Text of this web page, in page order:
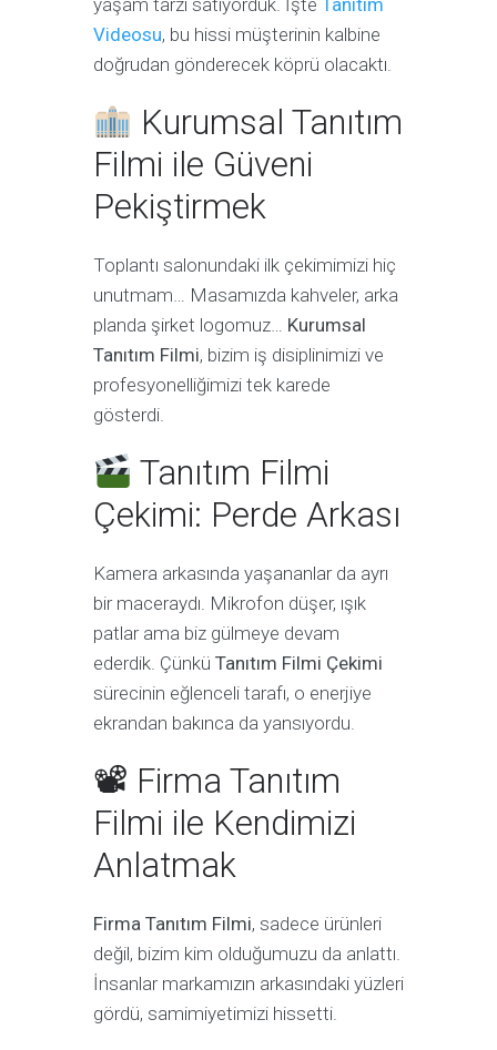
yaşam tarzı satıyorduk. İşte Tanıtım
Videosu, bu hissi müşterinin kalbine
doğrudan gönderecek köprü olacaktı.
Kurumsal Tanıtım
Filmi ile Güveni
Pekiştirmek
Toplantı salonundaki ilk çekimimizi hiç
unutmam… Masamızda kahveler, arka
planda şirket logomuz… Kurumsal
Tanıtım Filmi, bizim iş disiplinimizi ve
profesyonelliğimizi tek karede
gösterdi.
Tanıtım Filmi
Çekimi: Perde Arkası
Kamera arkasında yaşananlar da ayrı
bir maceraydı. Mikrofon düşer, ışık
patlar ama biz gülmeye devam
ederdik. Çünkü Tanıtım Filmi Çekimi
sürecinin eğlenceli tarafı, o enerjiye
ekrandan bakınca da yansıyordu.
📽 Firma Tanıtım
Filmi ile Kendimizi
Anlatmak
Firma Tanıtım Filmi, sadece ürünleri
değil, bizim kim olduğumuzu da anlattı.
İnsanlar markamızın arkasındaki yüzleri
gördü, samimiyetimizi hissetti.